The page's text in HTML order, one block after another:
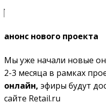
анонс нового проекта
Мы уже начали новые
2-3 месяца в рамках
онлайн, эфиры будут
сайте Retail.ru